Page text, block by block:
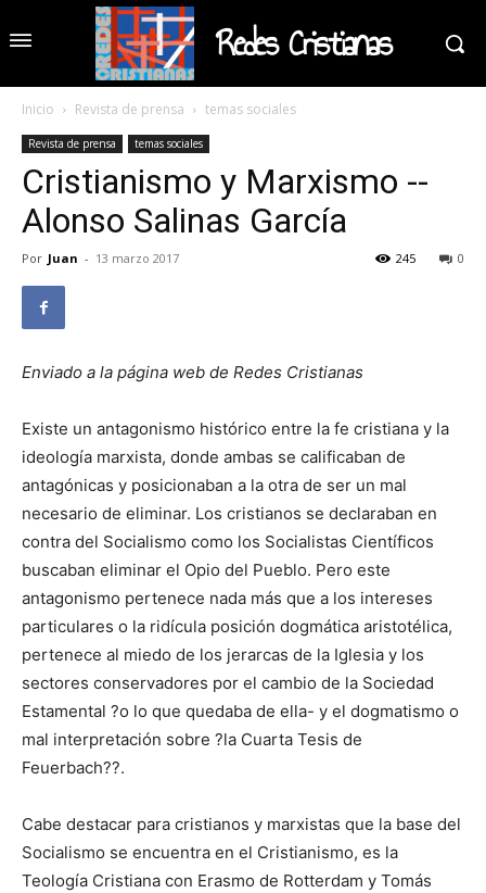
Redes Cristianas
Inicio Revista de prensa temas sociales
Revista de prensa temas sociales
Cristianismo y Marxismo --
Alonso Salinas García
Por Juan - 13 marzo 2017 0
245
Enviado a la página web de Redes Cristianas
Existe un antagonismo histórico entre la fe cristiana y la
ideología marxista, donde ambas se calificaban de
antagónicas y posicionaban a la otra de ser un mal
necesario de eliminar. Los cristianos se declaraban en
contra del Socialismo como los Socialistas Científicos
buscaban eliminar el Opio del Pueblo. Pero este
antagonismo pertenece nada más que a los intereses
particulares o la ridícula posición dogmática aristotélica,
pertenece al miedo de los jerarcas de la Iglesia y los
sectores conservadores por el cambio de la Sociedad
Estamental ?o lo que quedaba de ella- y el dogmatismo o
mal interpretación sobre ?la Cuarta Tesis de
Feuerbach??.
Cabe destacar para cristianos y marxistas que la base del
Socialismo se encuentra en el Cristianismo, es la
Teología Cristiana con Erasmo de Rotterdam y Tomás